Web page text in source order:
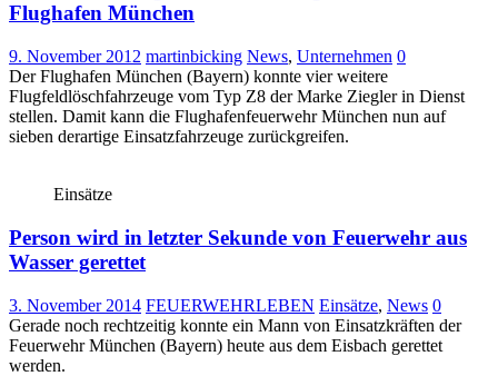
Flughafen München
9. November 2012 martinbicking News, Unternehmen 0
Der Flughafen München (Bayern) konnte vier weitere
Flugfeldlöschfahrzeuge vom Typ Z8 der Marke Ziegler in Dienst
stellen. Damit kann die Flughafenfeuerwehr München nun auf
sieben derartige Einsatzfahrzeuge zurückgreifen.
Einsätze
Person wird in letzter Sekunde von Feuerwehr aus
Wasser gerettet
3. November 2014 FEUERWEHRLEBEN Einsätze, News 0
Gerade noch rechtzeitig konnte ein Mann von Einsatzkräften der
Feuerwehr München (Bayern) heute aus dem Eisbach gerettet
werden.